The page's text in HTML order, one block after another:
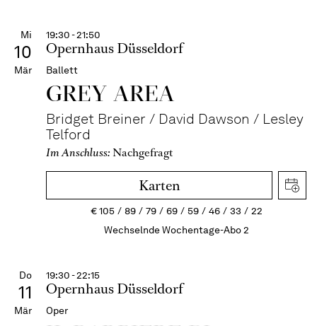
Mi
10
Mär
19:30 - 21:50
Opernhaus Düsseldorf
Ballett
GREY AREA
Bridget Breiner / David Dawson / Lesley
Telford
Im Anschluss:Nachgefragt
Karten
€105 89 79 69 59 46 33
22
Wechselnde Wochentage-Abo 2
Do
11
Mär
19:30 - 22:15
Opernhaus Düsseldorf
Oper